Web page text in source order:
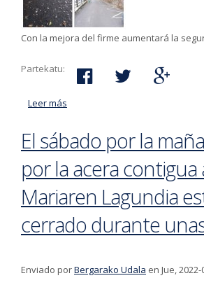
Con la mejora del firme aumentará la
Partekatu:
Leer más
El sábado por la
por la acera
Mariaren Lagundia
cerrado durante
Enviado porBergarako Udala en Jue, 2022-